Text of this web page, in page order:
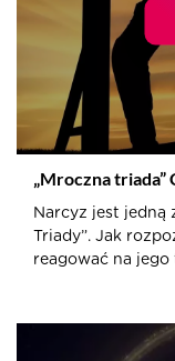
„Mroczna triada”
Narcyz jest jedną
Triady”. Jak
reagować na jego